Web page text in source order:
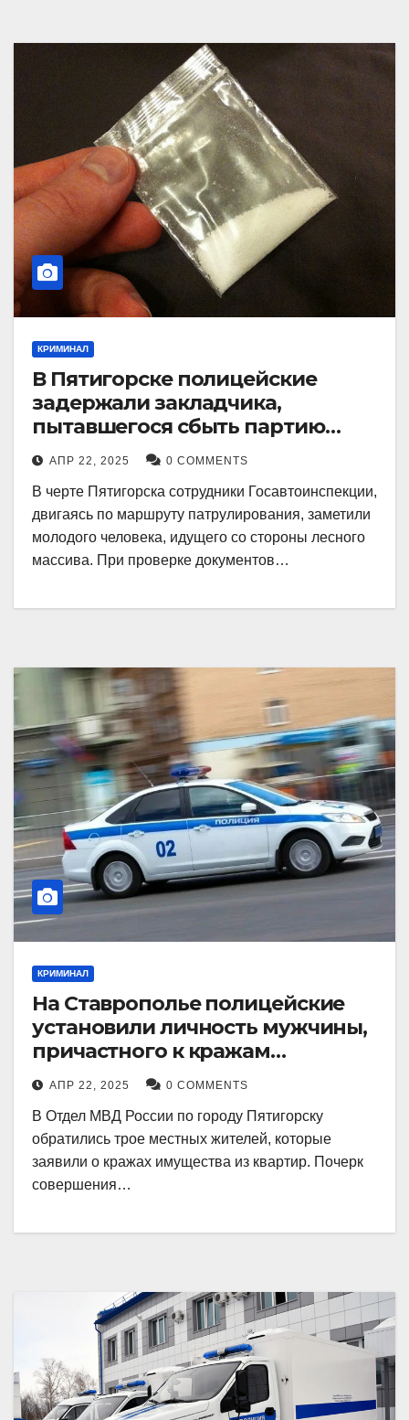
КРИМИНАЛ
В Пятигорске полицейские
задержали закладчика,
пытавшегося сбыть партию
синтетического наркотика
АПР 22, 2025 0 COMMENTS
В черте Пятигорска сотрудники Госавтоинспекции,
двигаясь по маршруту патрулирования, заметили
молодого человека, идущего со стороны лесного
массива. При проверке документов…
КРИМИНАЛ
На Ставрополье полицейские
установили личность мужчины,
причастного к кражам
имущества из квартир в
Пятигорске
АПР 22, 2025 0 COMMENTS
В Отдел МВД России по городу Пятигорску
обратились трое местных жителей, которые
заявили о кражах имущества из квартир. Почерк
совершения…